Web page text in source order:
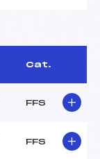
Cat.
FFS
FFS